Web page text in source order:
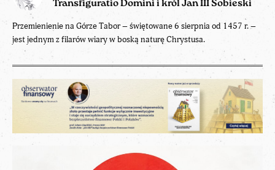
Transfiguratio Domini i król Jan III Sobieski
Przemienienie na Górze Tabor – świętowane 6 sierpnia od 1457 r. –
jest jednym z filarów wiary w boską naturę Chrystusa.